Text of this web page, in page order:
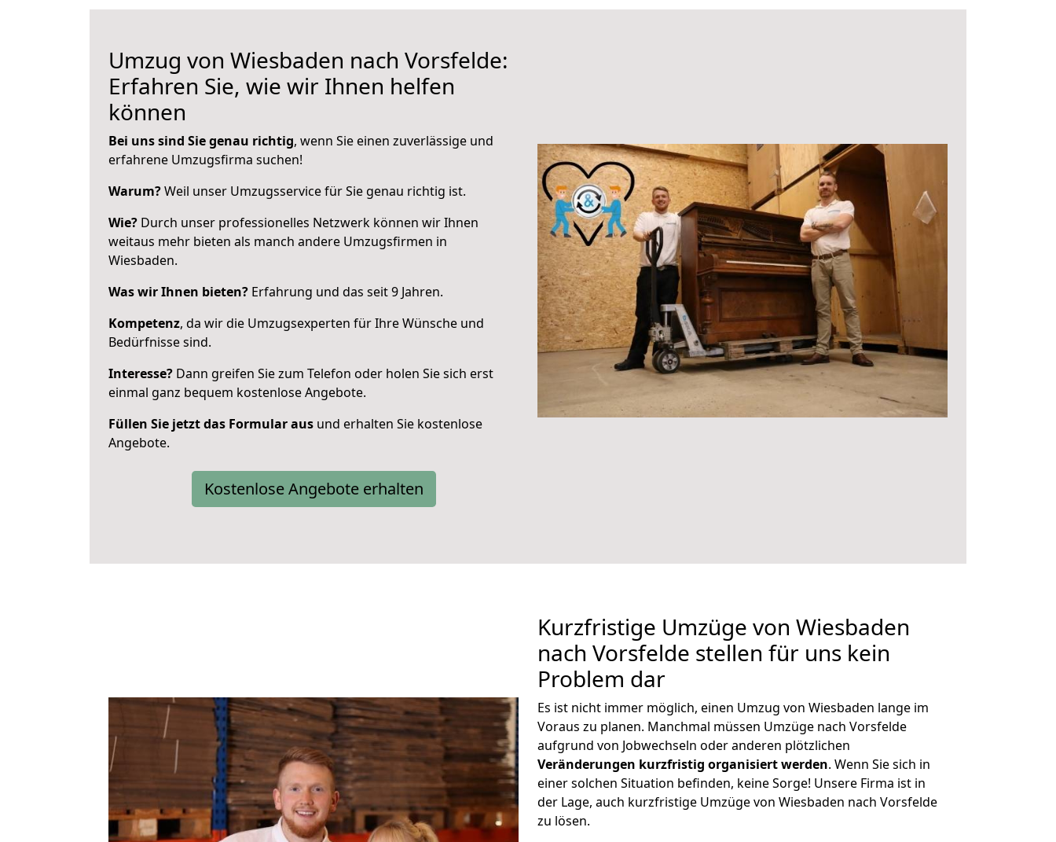
Umzug von Wiesbaden nach Vorsfelde:
Erfahren Sie, wie wir Ihnen helfen
können
Bei uns sind Sie genau richtig, wenn Sie einen zuverlässige und
erfahrene Umzugsfirma suchen!
Warum?Weil unser Umzugsservice für Sie genau richtig ist.
Wie? Durch unser professionelles Netzwerk können wir Ihnen
weitaus mehr bieten als manch andere Umzugsfirmen in
Wiesbaden.
Was wir Ihnen bieten? Erfahrung und das seit 9 Jahren.
Kompetenz, da wir die Umzugsexperten für Ihre Wünsche und
Bedürfnisse sind.
Interesse? Dann greifen Sie zum Telefon oder holen Sie sich erst
einmal ganz bequem kostenlose Angebote.
Füllen Sie jetzt das Formular aus und erhalten Sie kostenlose
Angebote.
Kostenlose Angebote erhalten
Kurzfristige Umzüge von Wiesbaden
nach Vorsfelde stellen für uns kein
Problem dar
Es ist nicht immer möglich, einen Umzug von Wiesbaden lange im
Voraus zu planen. Manchmal müssen Umzüge nach Vorsfelde
aufgrund von Jobwechseln oder anderen plötzlichen
Veränderungen kurzfristig organisiert werden. Wenn Sie sich in
einer solchen Situation befinden, keine Sorge! Unsere Firma ist in
der Lage, auch kurzfristige Umzüge von Wiesbaden nach Vorsfelde
zu lösen.